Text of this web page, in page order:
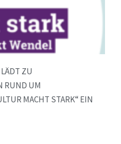
ZU
RUND UM
MACHT STARK“ EIN